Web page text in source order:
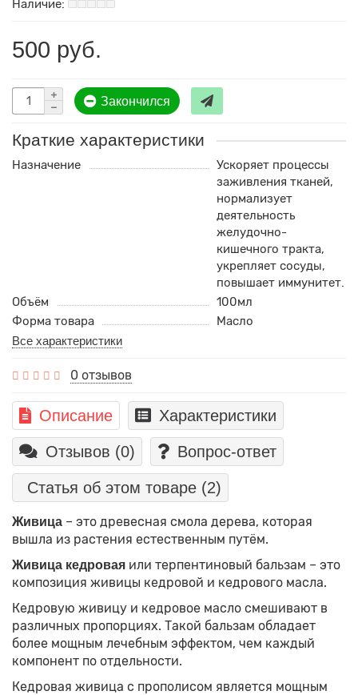
500 руб.
Закончился
Краткие характеристики
Назначение
Ускоряет процессы
заживления тканей,
нормализует
деятельность
желудочно-
кишечного тракта,
укрепляет сосуды,
повышает иммунитет.
Объём
100мл
Форма товара
Масло
Все характеристики
0 отзывов
Описание Характеристики
Отзывов (0) Вопрос-ответ
Статья об этом товаре (2)
Живица – это древесная смола дерева, которая
вышла из растения естественным путём.
Живица кедровая или терпентиновый бальзам – это
композиция живицы кедровой и кедрового масла.
Кедровую живицу и кедровое масло смешивают в
различных пропорциях. Такой бальзам обладает
более мощным лечебным эффектом, чем каждый
компонент по отдельности.
Кедровая живица с прополисом является мощным